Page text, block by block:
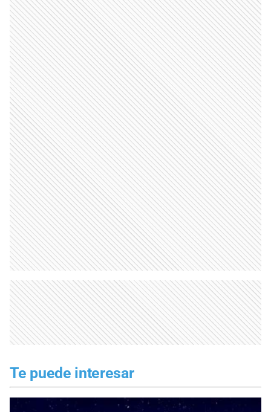
Te puede interesar